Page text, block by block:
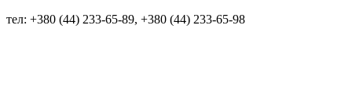
тел: +380 (44) 233-65-89, +380 (44) 233-65-98